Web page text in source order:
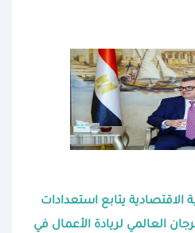
الاقتصادية يتابع استعدادات
العالمي لريادة الأعمال في